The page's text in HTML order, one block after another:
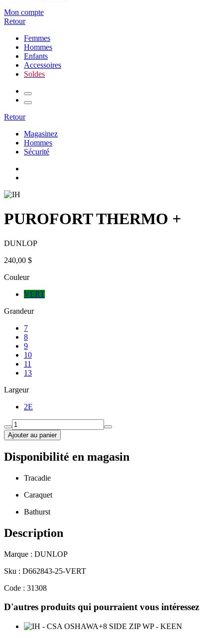
Mon compte
Retour
Femmes
Hommes
Enfants
Accessoires
Soldes
Retour
Magasinez
Hommes
Sécurité
PUROFORT THERMO +
DUNLOP
240,00 $
Couleur
VERT
Grandeur
7
8
9
10
11
13
Largeur
2E
Ajouter au panier
Disponibilité en magasin
Tracadie
Caraquet
Bathurst
Description
Marque : DUNLOP
Sku : D662843-25-VERT
Code : 31308
D'autres produits qui pourraient vous intéressez